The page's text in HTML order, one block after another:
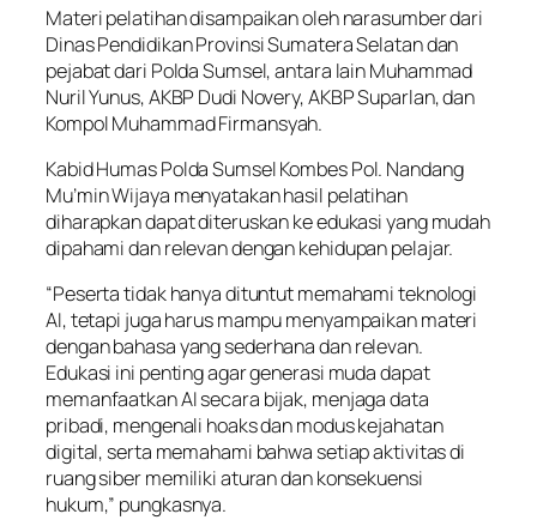
Materi pelatihan disampaikan oleh narasumber dari
Dinas Pendidikan Provinsi Sumatera Selatan dan
pejabat dari Polda Sumsel, antara lain Muhammad
Nuril Yunus, AKBP Dudi Novery, AKBP Suparlan, dan
Kompol Muhammad Firmansyah.
Kabid Humas Polda Sumsel Kombes Pol. Nandang
Mu’min Wijaya menyatakan hasil pelatihan
diharapkan dapat diteruskan ke edukasi yang mudah
dipahami dan relevan dengan kehidupan pelajar.
“Peserta tidak hanya dituntut memahami teknologi
AI, tetapi juga harus mampu menyampaikan materi
dengan bahasa yang sederhana dan relevan.
Edukasi ini penting agar generasi muda dapat
memanfaatkan AI secara bijak, menjaga data
pribadi, mengenali hoaks dan modus kejahatan
digital, serta memahami bahwa setiap aktivitas di
ruang siber memiliki aturan dan konsekuensi
hukum,” pungkasnya.